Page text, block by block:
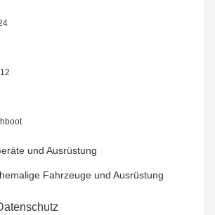
und Ausrüstung
Fahrzeuge und Ausrüstung